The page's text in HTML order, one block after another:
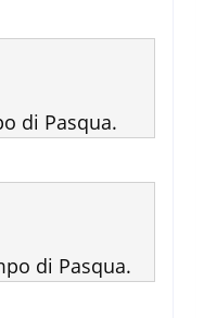
di Pasqua.
di Pasqua.